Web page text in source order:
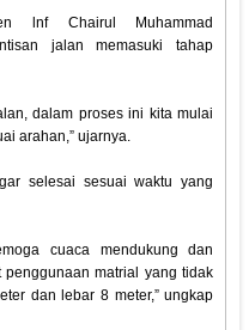
lnf Chairul Muhammad
jalan memasuki tahap
dalam proses ini kita mulai
arahan,” ujarnya.
selesai sesuai waktu yang
cuaca mendukung dan
matrial yang tidak
dan lebar 8 meter,” ungkap